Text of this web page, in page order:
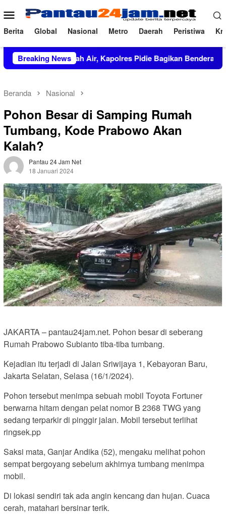
ke
konten
Menu
Mobile
Berita Global Nasional Metro Daerah Peristiwa
Breaking News
Cinta Tanah Air, Kapolres Pidie Bagikan Bendera Merah
Beranda Nasional
Pohon Besar di Samping Rumah
Tumbang, Kode Prabowo Akan
Kalah?
Pantau 24 Jam Net
18 Januari 2024
JAKARTA – pantau24jam.net. Pohon besar di seberang
Rumah Prabowo Subianto tiba-tiba tumbang.
Kejadian itu terjadi di Jalan Sriwijaya 1, Kebayoran Baru,
Jakarta Selatan, Selasa (16/1/2024).
Pohon tersebut menimpa sebuah mobil Toyota Fortuner
berwarna hitam dengan pelat nomor B 2368 TWG yang
sedang terparkir di pinggir jalan. Mobil tersebut terlihat
ringsek.pp
Saksi mata, Ganjar Andika (52), mengaku melihat pohon
sempat bergoyang sebelum akhirnya tumbang menimpa
mobil.
Di lokasi sendiri tak ada angin kencang dan hujan. Cuaca
cerah, matahari bersinar terik.